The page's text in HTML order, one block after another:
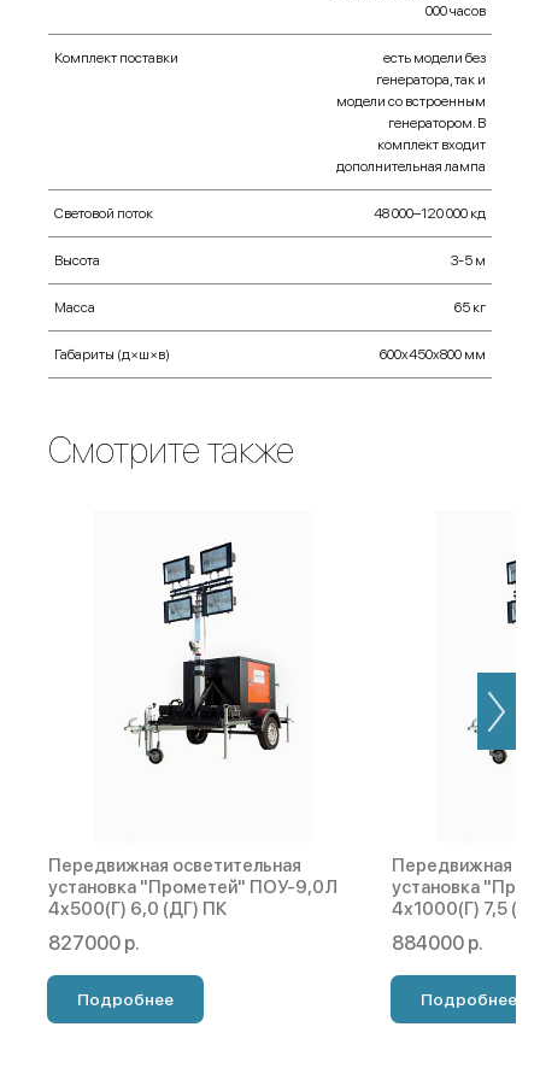
000 часов
Комплект поставки
есть модели без
генератора, так и
модели со встроенным
генератором. В
комплект входит
дополнительная лампа
Световой поток 48 000–120 000 кд
Высота 3-5 м
Масса 65 кг
Габариты (д×ш×в) 600х450х800 мм
Смотрите также
Передвижная осветительная
установка "Прометей" ПОУ-9,0Л
4х500(Г) 6,0 (ДГ) ПК
827000 р.
Подробнее
Передвижная
установка
4х1000(Г) 7,5
884000 р.
Подробнее